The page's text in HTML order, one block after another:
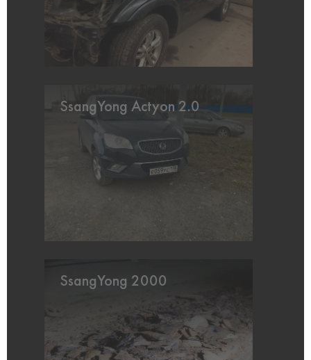
SsangYong Actyon 2.0
SsangYong 2000